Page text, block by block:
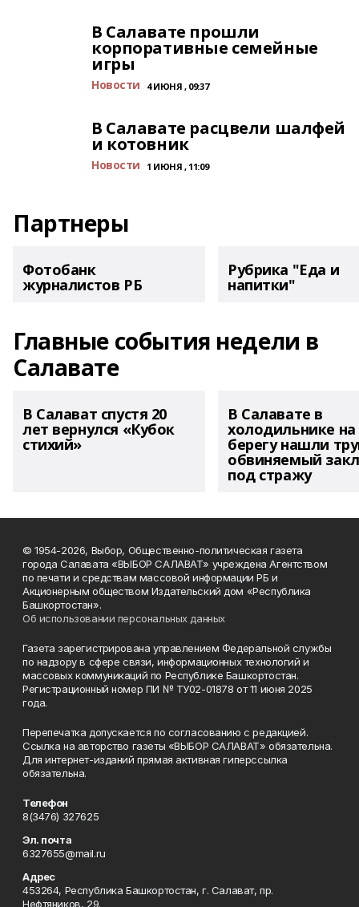
В Салавате прошли
корпоративные семейные
игры
Новости 4 ИЮНЯ , 09:37
В Салавате расцвели шалфей
и котовник
Новости 1 ИЮНЯ , 11:09
Партнеры
Фотобанк
журналистов РБ
Рубрика "Еда и
напитки"
Главные события недели в
Салавате
В Салават спустя 20
лет вернулся «Кубок
стихий»
В Салавате в
холодильнике на
берегу нашли
обвиняемый
под стражу
© 1954-2026, Выбор, Общественно-политическая газета
города Салавата «ВЫБОР САЛАВАТ» учреждена Агентством
по печати и средствам массовой информации РБ и
Акционерным обществом Издательский дом «Республика
Башкортостан».
Об использовании персональных данных
Газета зарегистрирована управлением Федеральной службы
по надзору в сфере связи, информационных технологий и
массовых коммуникаций по Республике Башкортостан.
Регистрационный номер ПИ № ТУ02-01878 от 11 июня 2025
года.
Перепечатка допускается по согласованию с редакцией.
Ссылка на авторство газеты «ВЫБОР САЛАВАТ» обязательна.
Для интернет-изданий прямая активная гиперссылка
обязательна.
Телефон
8(3476) 327625
Эл. почта
6327655@mail.ru
Адрес
453264, Республика Башкортостан, г. Салават, пр.
Нефтяников, 29.